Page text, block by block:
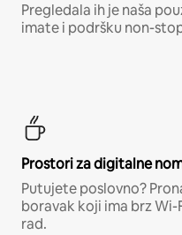
Pregledala ih je naša
imate i podršku non-
Prostori za digitalne
Putujete poslovno?
boravak koji ima brz Wi-
rad.